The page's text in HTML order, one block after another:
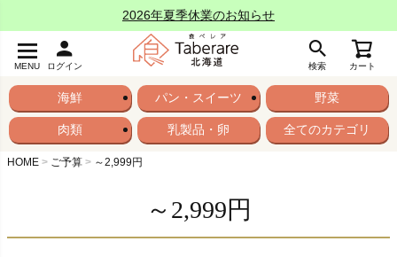
2026年夏季休業のお知らせ
MENU ログイン 検索 カート
海鮮 パン・スイーツ 野菜
肉類 乳製品・卵 全てのカテゴリ
HOME ご予算 ～2,999円
～2,999円